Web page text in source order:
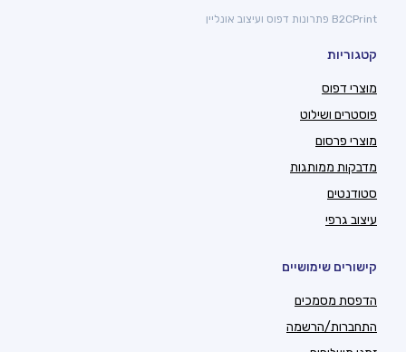
B2CPrint פתרונות דפוס ועיצוב אונליין
קטגוריות
מוצרי דפוס
פוסטרים ושילוט
מוצרי פרסום
מדבקות ממותגות
סטודנטים
עיצוב גרפי
קישורים שימושיים
הדפסת מסמכים
התחברות/הרשמה